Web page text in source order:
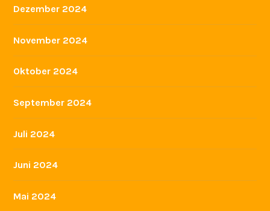
Dezember 2024
November 2024
Oktober 2024
September 2024
Juli 2024
Juni 2024
Mai 2024